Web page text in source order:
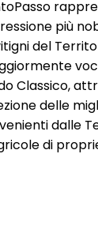
più
del
Classico,
delle
dalle
di